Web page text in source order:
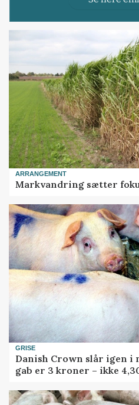
ARRANGEMENT
Markvandring sætter
GRISE
Danish Crown slår igen
gab er 3 kroner – ikke